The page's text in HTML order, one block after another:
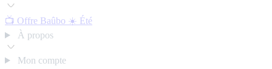
📺 Offre Baûbo ☀️ Été
À propos
Mon compte